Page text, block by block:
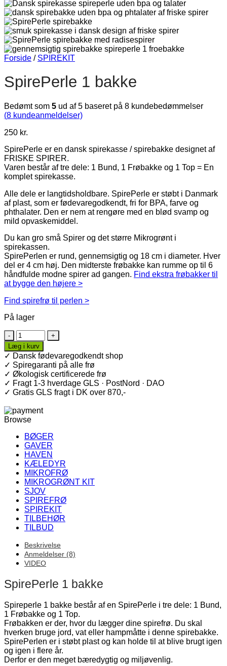
Forside / SPIREKIT
SpirePerle 1 bakke
Bedømt som 5 ud af 5 baseret på 8 kundebedømmelser
(8 kundeanmeldelser)
250 kr.
SpirePerle er en dansk spirekasse / spirebakke designet af
FRISKE SPIRER.
Varen består af tre dele: 1 Bund, 1 Frøbakke og 1 Top = En
komplet spirekasse.
Alle dele er langtidsholdbare. SpirePerle er støbt i Danmark
af plast, som er fødevaregodkendt, fri for BPA, farve og
phthalater. Den er nem at rengøre med en blød svamp og
mild opvaskemiddel.
Du kan gro små Spirer og det større Mikrogrønt i
spirekassen.
SpirePerlen er rund, gennemsigtig og 18 cm i diameter. Hver
del er 4 cm høj. Den midterste frøbakke kan rumme op til 6
håndfulde modne spirer ad gangen. Find ekstra frøbakker til
at bygge den højere >
Find spirefrø til perlen >
På lager
SpirePerle
1
bakke
antal
Læg i kurv
✓ Dansk fødevaregodkendt shop
✓ Spiregaranti på alle frø
✓ Økologisk certificerede frø
✓ Fragt 1-3 hverdage GLS · PostNord · DAO
✓ Gratis GLS fragt i DK over 870,-
Browse
BØGER
GAVER
HAVEN
KÆLEDYR
MIKROFRØ
MIKROGRØNT KIT
SJOV
SPIREFRØ
SPIREKIT
TILBEHØR
TILBUD
Beskrivelse
Anmeldelser (8)
VIDEO
SpirePerle 1 bakke
Spireperle 1 bakke består af en SpirePerle i tre dele: 1 Bund,
1 Frøbakke og 1 Top.
Frøbakken er der, hvor du lægger dine spirefrø. Du skal
hverken bruge jord, vat eller hampmåtte i denne spirebakke.
SpirePerlen er i støbt plast og kan holde til at blive brugt igen
og igen i flere år.
Derfor er den meget bæredygtig og miljøvenlig.